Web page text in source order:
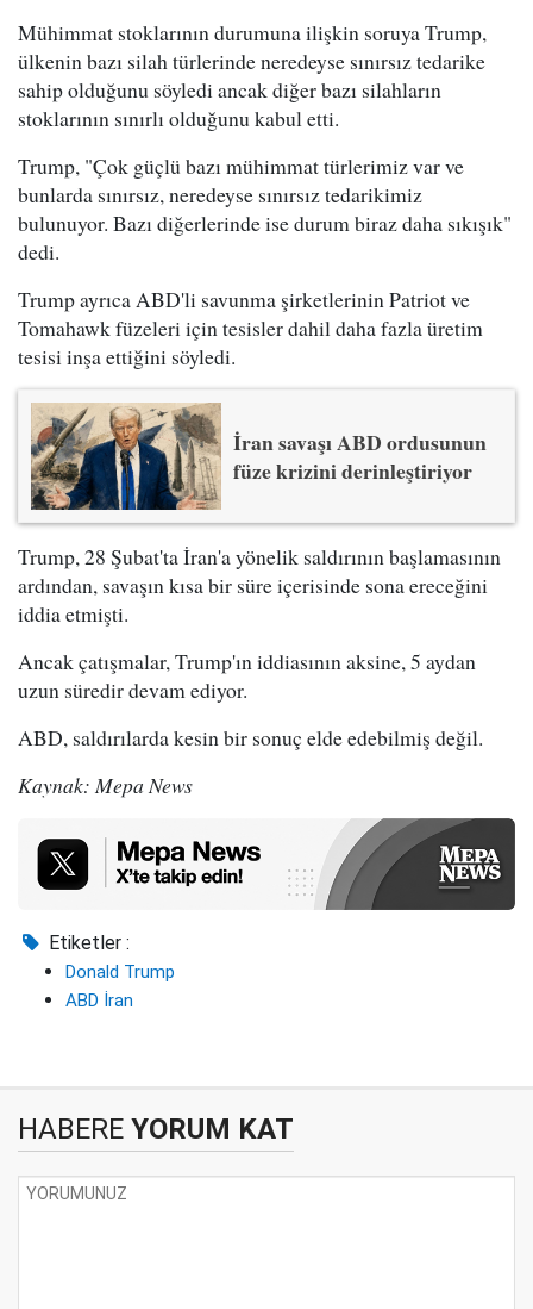
Mühimmat stoklarının durumuna ilişkin soruya Trump,
ülkenin bazı silah türlerinde neredeyse sınırsız tedarike
sahip olduğunu söyledi ancak diğer bazı silahların
stoklarının sınırlı olduğunu kabul etti.
Trump, "Çok güçlü bazı mühimmat türlerimiz var ve
bunlarda sınırsız, neredeyse sınırsız tedarikimiz
bulunuyor. Bazı diğerlerinde ise durum biraz daha sıkışık"
dedi.
Trump ayrıca ABD'li savunma şirketlerinin Patriot ve
Tomahawk füzeleri için tesisler dahil daha fazla üretim
tesisi inşa ettiğini söyledi.
İran savaşı ABD ordusunun
füze krizini derinleştiriyor
Trump, 28 Şubat'ta İran'a yönelik saldırının başlamasının
ardından, savaşın kısa bir süre içerisinde sona ereceğini
iddia etmişti.
Ancak çatışmalar, Trump'ın iddiasının aksine, 5 aydan
uzun süredir devam ediyor.
ABD, saldırılarda kesin bir sonuç elde edebilmiş değil.
Kaynak: Mepa News
Etiketler :
Donald Trump
ABD İran
HABERE YORUM KAT